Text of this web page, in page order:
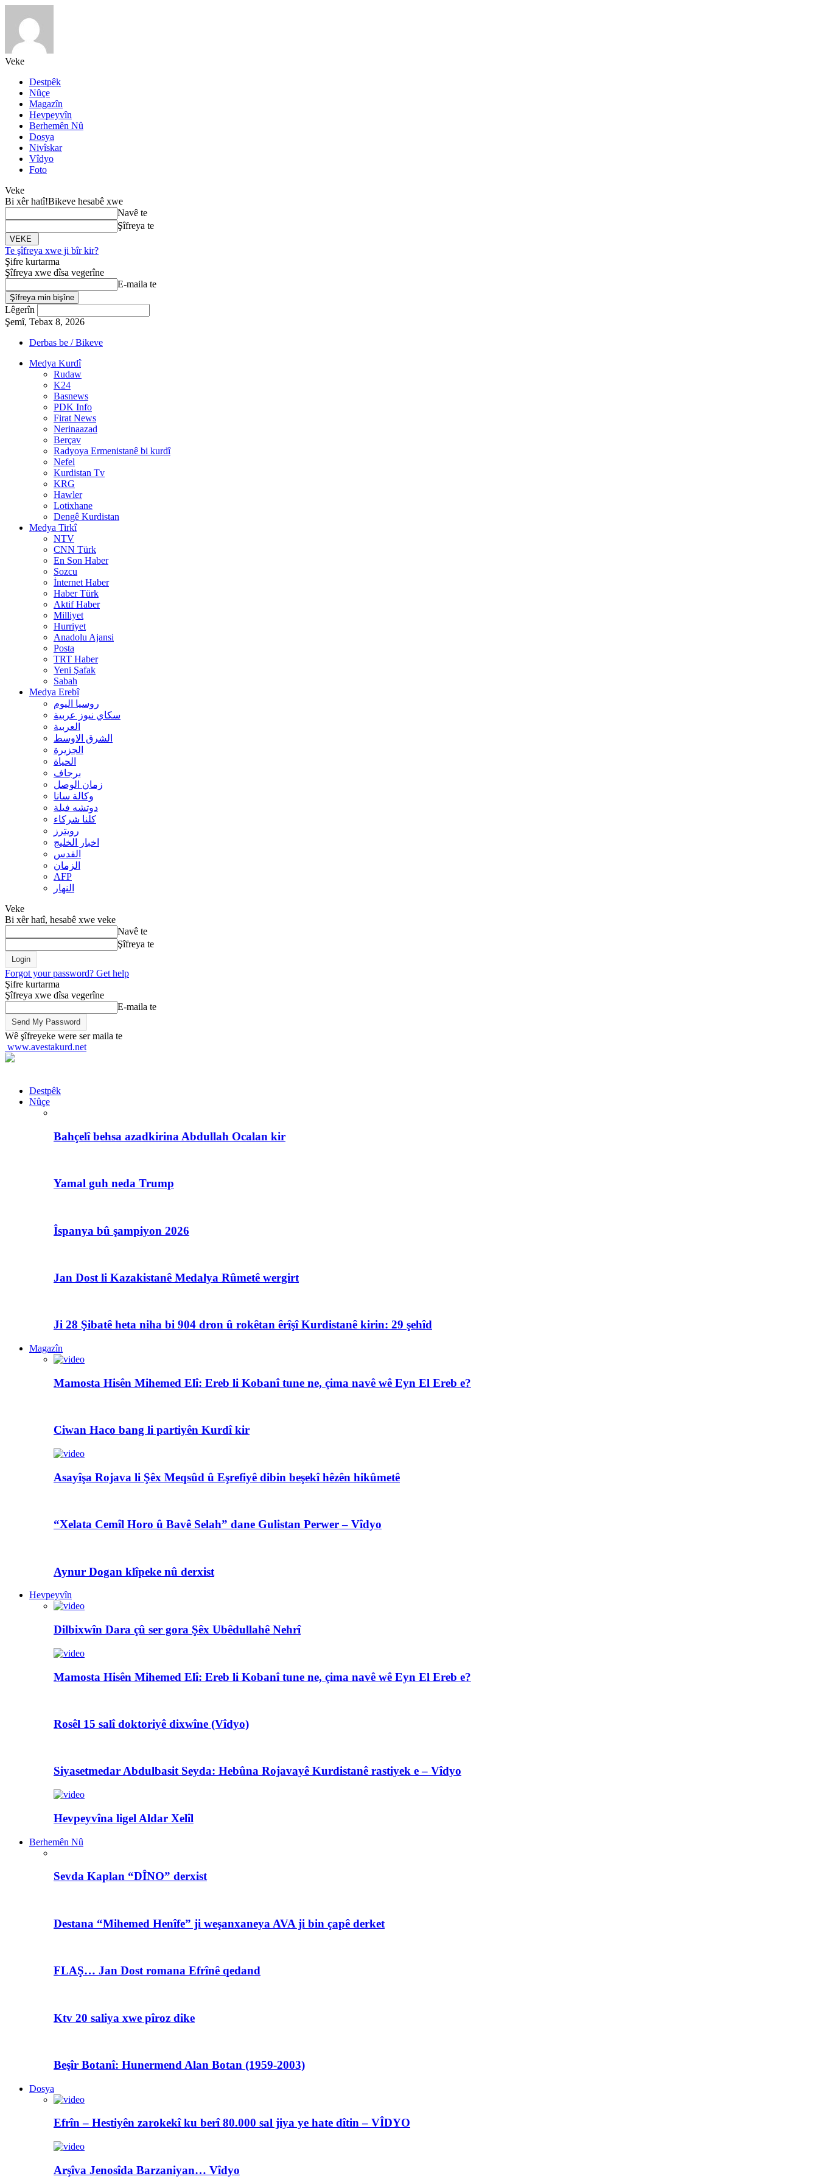
Veke
Destpêk
Nûçe
Magazîn
Hevpeyvîn
Berhemên Nû
Dosya
Nivîskar
Vîdyo
Foto
Veke
Bi xêr hatî!Bikeve hesabê xwe
Navê te
Şîfreya te
Te şîfreya xwe ji bîr kir?
Şifre kurtarma
Şîfreya xwe dîsa vegerîne
E-maila te
Lêgerîn
Şemî, Tebax 8, 2026
Derbas be / Bikeve
Medya Kurdî
Rudaw
K24
Basnews
PDK Info
Firat News
Nerinaazad
Berçav
Radyoya Ermenistanê bi kurdî
Nefel
Kurdistan Tv
KRG
Hawler
Lotixhane
Dengê Kurdistan
Medya Tirkî
NTV
CNN Türk
En Son Haber
Sozcu
İnternet Haber
Haber Türk
Aktif Haber
Milliyet
Hurriyet
Anadolu Ajansi
Posta
TRT Haber
Yeni Şafak
Sabah
Medya Erebî
روسیا الیوم
سكاي نيوز عربية
العربية
الشرق الاوسط
الجزيرة
الحیاة
برجاف
زمان الوصل
وکالة سانا
دوتشه فیلة
کلنا شرکاء
رويترز
اخبار الخلیج
القدس
الزمان
AFP
النهار
Veke
Bi xêr hatî, hesabê xwe veke
Navê te
Şîfreya te
Forgot your password? Get help
Şifre kurtarma
Şîfreya xwe dîsa vegerîne
E-maila te
Wê şîfreyeke were ser maila te
www.avestakurd.net
Destpêk
Nûçe
Bahçelî behsa azadkirina Abdullah Ocalan kir
Yamal guh neda Trump
Îspanya bû şampiyon 2026
Jan Dost li Kazakistanê Medalya Rûmetê wergirt
Ji 28 Şibatê heta niha bi 904 dron û rokêtan êrîşî Kurdistanê kirin: 29 şehîd
Magazîn
Mamosta Hisên Mihemed Elî: Ereb li Kobanî tune ne, çima navê wê Eyn El Ereb e?
Ciwan Haco bang li partiyên Kurdî kir
Asayîşa Rojava li Şêx Meqsûd û Eşrefiyê dibin beşekî hêzên hikûmetê
“Xelata Cemîl Horo û Bavê Selah” dane Gulistan Perwer – Vîdyo
Aynur Dogan klîpeke nû derxist
Hevpeyvîn
Dilbixwîn Dara çû ser gora Şêx Ubêdullahê Nehrî
Mamosta Hisên Mihemed Elî: Ereb li Kobanî tune ne, çima navê wê Eyn El Ereb e?
Rosêl 15 salî doktoriyê dixwîne (Vîdyo)
Siyasetmedar Abdulbasit Seyda: Hebûna Rojavayê Kurdistanê rastiyek e – Vîdyo
Hevpeyvîna ligel Aldar Xelîl
Berhemên Nû
Sevda Kaplan “DÎNO” derxist
Destana “Mihemed Henîfe” ji weşanxaneya AVA ji bin çapê derket
FLAŞ… Jan Dost romana Efrînê qedand
Ktv 20 saliya xwe pîroz dike
Beşîr Botanî: Hunermend Alan Botan (1959-2003)
Dosya
Efrîn – Hestiyên zarokekî ku berî 80.000 sal jiya ye hate dîtin – VÎDYO
Arşîva Jenosîda Barzaniyan… Vîdyo